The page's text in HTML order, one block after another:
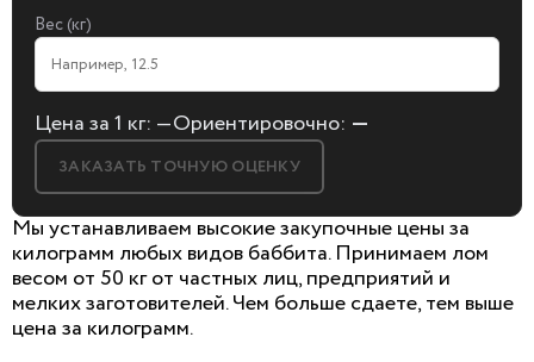
Вес (кг)
Цена за 1 кг: —Ориентировочно: —
ЗАКАЗАТЬ ТОЧНУЮ ОЦЕНКУ
БЕСПЛАТНАЯ КОНСУЛЬТАЦИЯ
Мы устанавливаем высокие закупочные цены за
килограмм любых видов баббита. Принимаем лом
весом от 50 кг от частных лиц, предприятий и
мелких заготовителей. Чем больше сдаете, тем выше
цена за килограмм.